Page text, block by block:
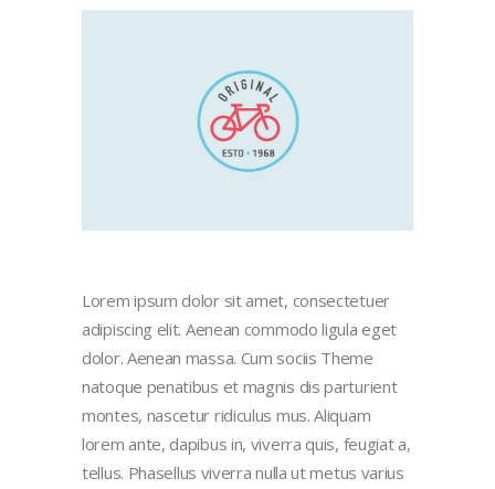
Lorem ipsum dolor sit amet, consectetuer
adipiscing elit. Aenean commodo ligula eget
dolor. Aenean massa. Cum sociis Theme
natoque penatibus et magnis dis parturient
montes, nascetur ridiculus mus. Aliquam
lorem ante, dapibus in, viverra quis, feugiat a,
tellus. Phasellus viverra nulla ut metus varius